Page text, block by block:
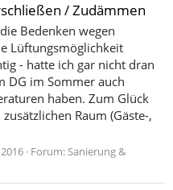
/ Zudämmen
Bedenken wegen
Lüftungsmöglichkeit
- hatte ich gar nicht dran
DG im Sommer auch
haben. Zum Glück
Raum (Gäste-,
Forum:Sanierung &